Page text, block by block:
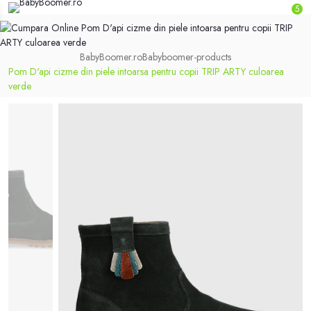
5
BabyBoomer.roBabyboomer-products
Pom D'api cizme din piele intoarsa pentru copii TRIP ARTY culoarea
verde